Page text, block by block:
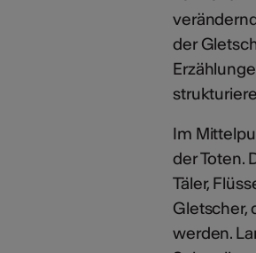
der
Im
der Toten.
Täler,
Gletscher,
werden.